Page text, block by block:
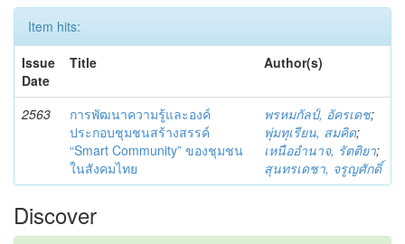
Item hits:
Issue
Date
Title Author(s)
2563
การพัฒนาความรู้และองค์
ประกอบชุมชนสร้างสรรค์
“Smart Community” ของชุมชน
ในสังคมไทย
พรหมกัลป์, อัครเดช;
พุ่มทุเรียน, สมคิด;
เหนืออำนาจ, รัตติยา;
สุนทรเดชา, จรูญศักดิ์
Discover